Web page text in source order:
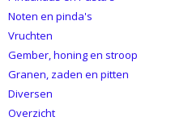
Noten en pinda's
Vruchten
Gember, honing en stroop
Granen, zaden en pitten
Diversen
Overzicht